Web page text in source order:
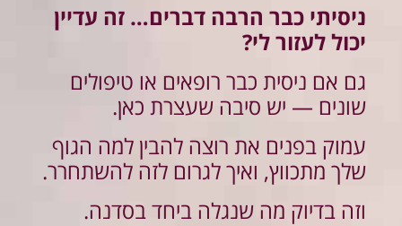
ניסיתי כבר הרבה דברים… זה עדיין
יכול לעזור לי?
גם אם ניסית כבר רופאים או טיפולים
שונים — יש סיבה שעצרת כאן.
עמוק בפנים את רוצה להבין למה הגוף
שלך מתכווץ, ואיך לגרום לזה להשתחרר.
וזה בדיוק מה שנגלה ביחד בסדנה.